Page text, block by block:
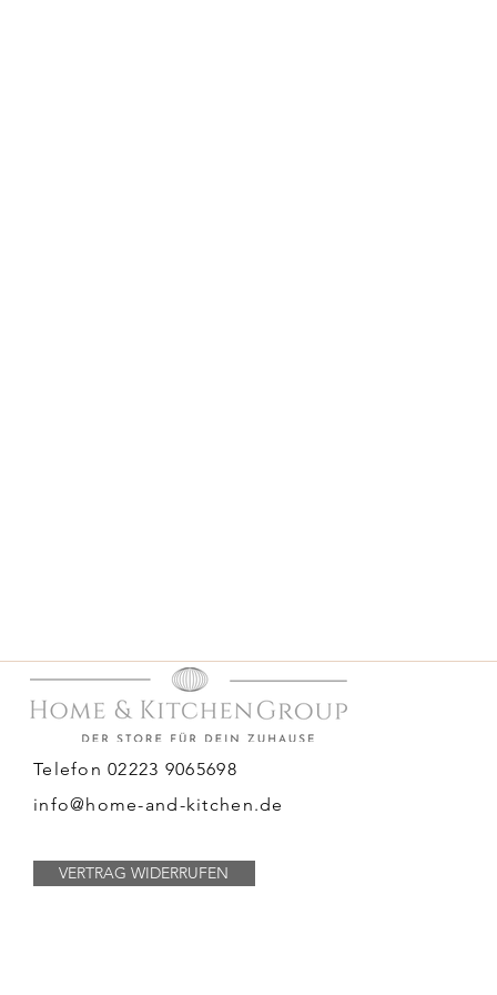
Telefon 02223 9065698
info@home-and-kitchen.de
VERTRAG WIDERRUFEN